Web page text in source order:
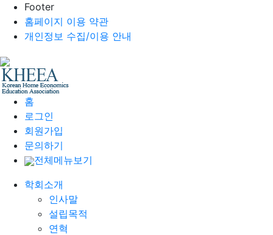
Footer
홈페이지 이용 약관
개인정보 수집/이용 안내
홈
로그인
회원가입
문의하기
전체메뉴보기
학회소개
인사말
설립목적
연혁